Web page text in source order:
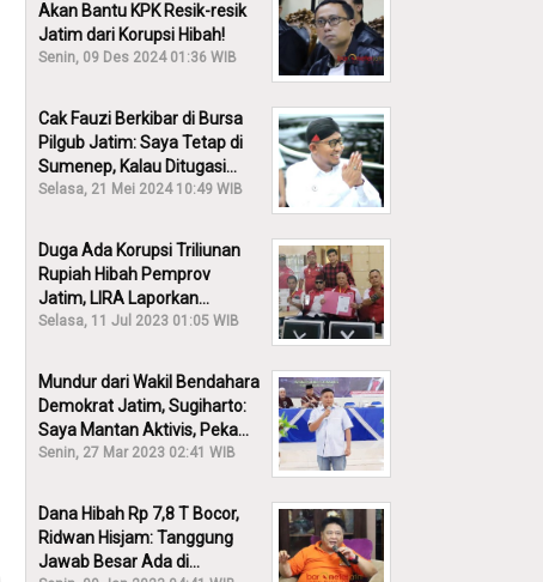
Akan Bantu KPK Resik-resik
Jatim dari Korupsi Hibah!
Senin, 09 Des 2024 01:36 WIB
Cak Fauzi Berkibar di Bursa
Pilgub Jatim: Saya Tetap di
Sumenep, Kalau Ditugasi
Partai Lain Cerita!
Selasa, 21 Mei 2024 10:49 WIB
Duga Ada Korupsi Triliunan
Rupiah Hibah Pemprov
Jatim, LIRA Laporkan
Khofifah ke KPK: Dia Harus
Selasa, 11 Jul 2023 01:05 WIB
Mundur dari Wakil Bendahara
Demokrat Jatim, Sugiharto:
Saya Mantan Aktivis, Peka
Sekali Kalau Ada yang
Senin, 27 Mar 2023 02:41 WIB
Dana Hibah Rp 7,8 T Bocor,
Ridwan Hisjam: Tanggung
Jawab Besar Ada di